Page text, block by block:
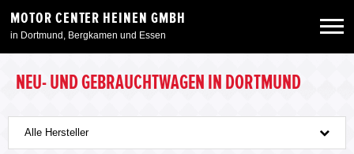
MOTOR CENTER HEINEN GMBH
in Dortmund, Bergkamen und Essen
Neuwagen
Gebrauchtwagen
NEU- UND GEBRAUCHTWAGEN IN DORTMUND
Alle Hersteller